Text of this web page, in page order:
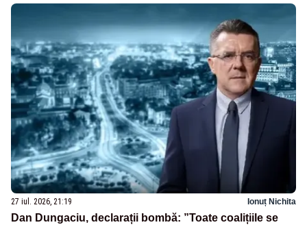
27 iul. 2026, 21:19 Ionuț Nichita
Dan Dungaciu, declarații bombă: ”Toate coalițiile se